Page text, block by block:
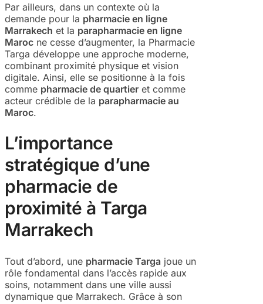
Par ailleurs, dans un contexte où la
demande pour la pharmacie en ligne
Marrakech et la parapharmacie en ligne
Maroc ne cesse d’augmenter, la Pharmacie
Targa développe une approche moderne,
combinant proximité physique et vision
digitale. Ainsi, elle se positionne à la fois
comme pharmacie de quartier et comme
acteur crédible de la parapharmacie au
Maroc.
L’importance
stratégique d’une
pharmacie de
proximité à Targa
Marrakech
Tout d’abord, une pharmacie Targa joue un
rôle fondamental dans l’accès rapide aux
soins, notamment dans une ville aussi
dynamique que Marrakech. Grâce à son